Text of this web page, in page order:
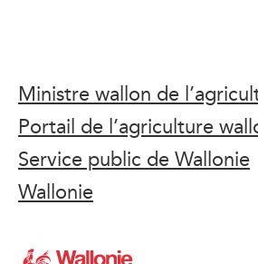
Ministre wallon de
Portail de l’agriculture
Service public de Wallonie
Wallonie